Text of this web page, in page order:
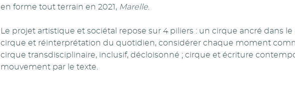
en forme tout terrain en 2021, Marelle.
Le projet artistique et sociétal repose sur 4 piliers : un cirque ancré dans le
cirque et réinterprétation du quotidien, considérer chaque moment
cirque transdisciplinaire, inclusif, décloisonné ; cirque et écriture
mouvement par le texte.